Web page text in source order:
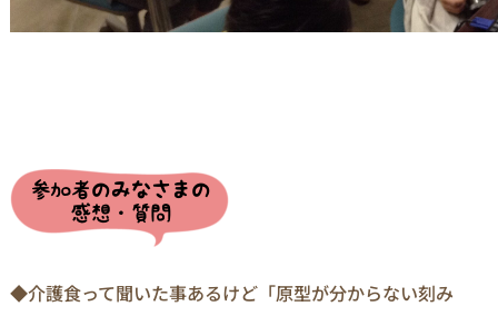
◆介護食って聞いた事あるけど「原型が分からない刻み